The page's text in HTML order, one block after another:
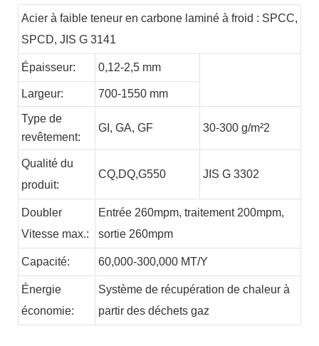
Acier à faible teneur en carbone laminé à froid : SPCC,
SPCD, JIS G 3141
Épaisseur: 0,12-2,5 mm
Largeur: 700-1550 mm
Type de
revêtement:
GI, GA, GF 30-300 g/m²2
Qualité du
produit:
CQ,DQ,G550 JIS G 3302
Doubler
Vitesse max.:
Entrée 260mpm, traitement 200mpm,
sortie 260mpm
Capacité: 60,000-300,000 MT/Y
Énergie
économie:
Système de récupération de chaleur à
partir des déchets gaz